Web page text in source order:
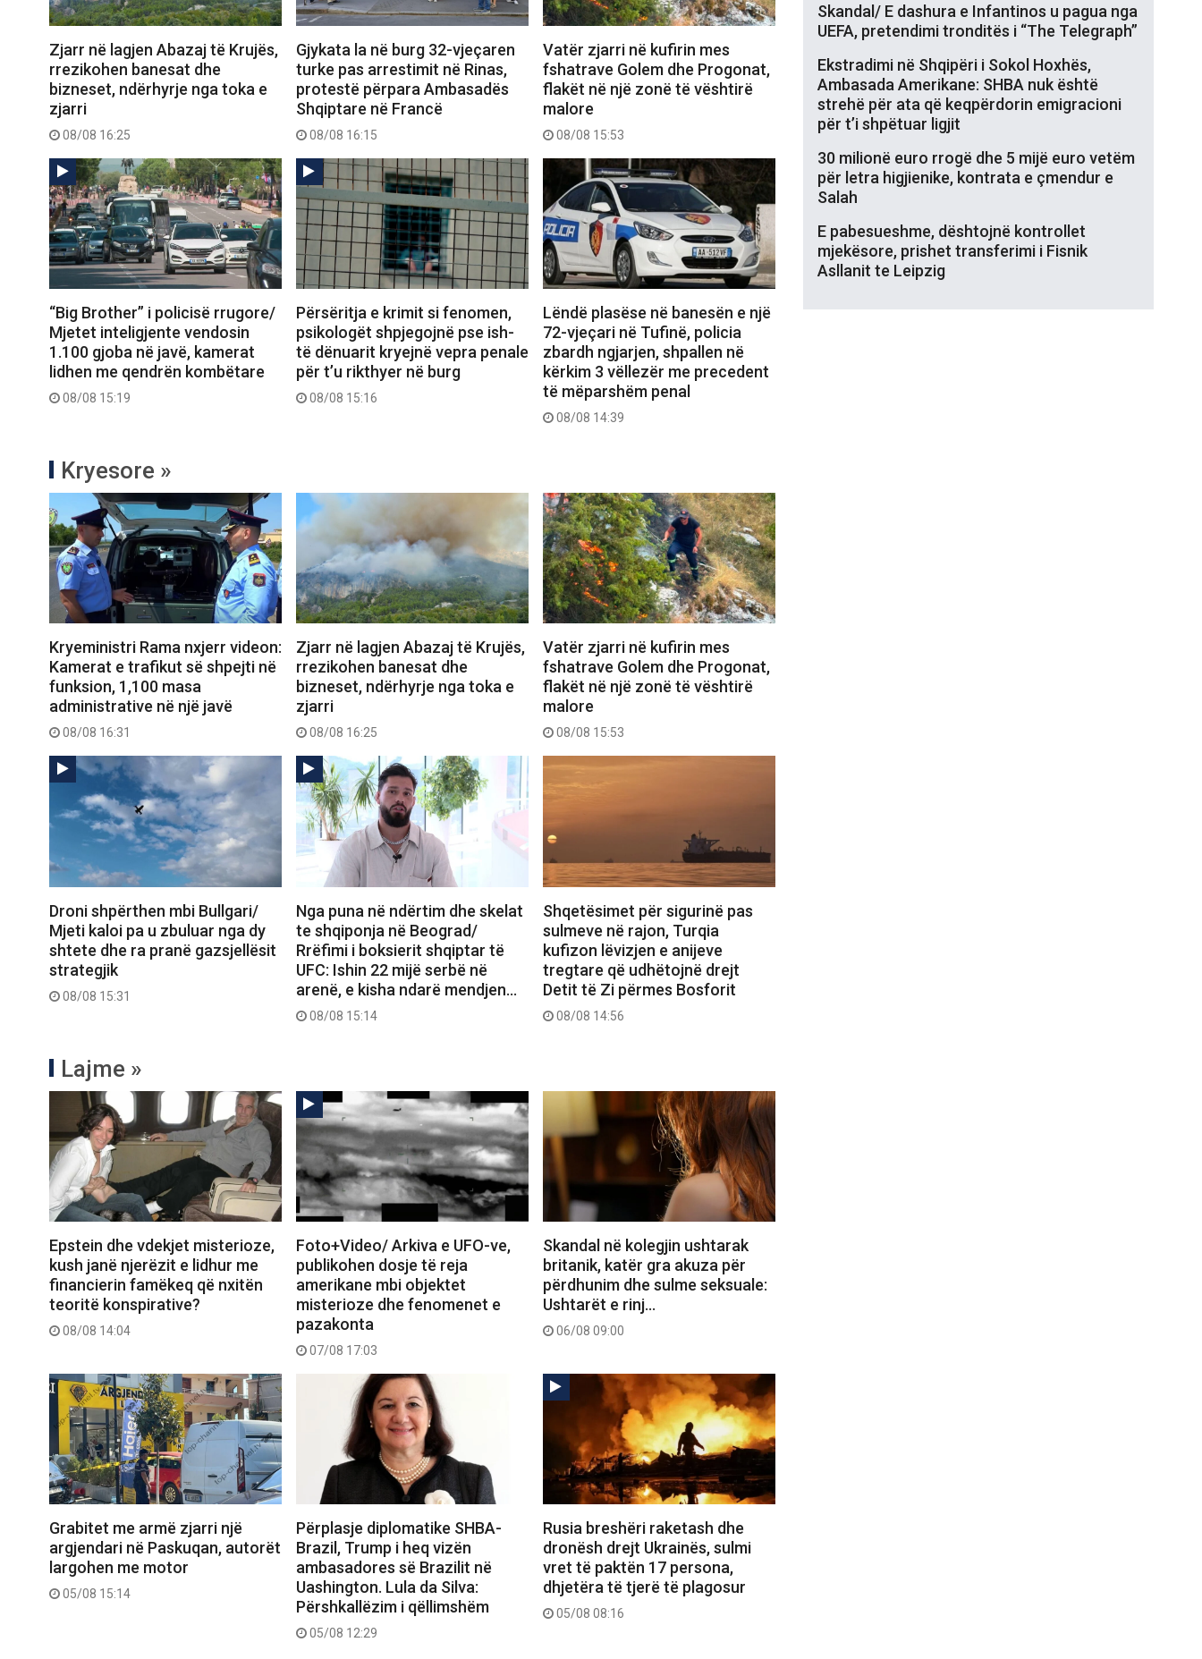
Zjarr në lagjen Abazaj të Krujës,
rrezikohen banesat dhe
bizneset, ndërhyrje nga toka e
zjarri
08/08 16:25
Gjykata la në burg 32-vjeçaren
turke pas arrestimit në Rinas,
protestë përpara Ambasadës
Shqiptare në Francë
08/08 16:15
Vatër zjarri në kufirin mes
fshatrave Golem dhe Progonat,
flakët në një zonë të vështirë
malore
08/08 15:53
“Big Brother” i policisë rrugore/
Mjetet inteligjente vendosin
1.100 gjoba në javë, kamerat
lidhen me qendrën kombëtare
08/08 15:19
Përsëritja e krimit si fenomen,
psikologët shpjegojnë pse ish-
të dënuarit kryejnë vepra penale
për t’u rikthyer në burg
08/08 15:16
Lëndë plasëse në banesën e një
72-vjeçari në Tufinë, policia
zbardh ngjarjen, shpallen në
kërkim 3 vëllezër me precedent
të mëparshëm penal
08/08 14:39
Kryesore »
Kryeministri Rama nxjerr videon:
Kamerat e trafikut së shpejti në
funksion, 1,100 masa
administrative në një javë
08/08 16:31
Zjarr në lagjen Abazaj të Krujës,
rrezikohen banesat dhe
bizneset, ndërhyrje nga toka e
zjarri
08/08 16:25
Vatër zjarri në kufirin mes
fshatrave Golem dhe Progonat,
flakët në një zonë të vështirë
malore
08/08 15:53
Droni shpërthen mbi Bullgari/
Mjeti kaloi pa u zbuluar nga dy
shtete dhe ra pranë gazsjellësit
strategjik
08/08 15:31
Nga puna në ndërtim dhe skelat
te shqiponja në Beograd/
Rrëfimi i boksierit shqiptar të
UFC: Ishin 22 mijë serbë në
arenë, e kisha ndarë mendjen…
08/08 15:14
Shqetësimet për sigurinë pas
sulmeve në rajon, Turqia
kufizon lëvizjen e anijeve
tregtare që udhëtojnë drejt
Detit të Zi përmes Bosforit
08/08 14:56
Lajme »
Epstein dhe vdekjet misterioze,
kush janë njerëzit e lidhur me
financierin famëkeq që nxitën
teoritë konspirative?
08/08 14:04
Foto+Video/ Arkiva e UFO-ve,
publikohen dosje të reja
amerikane mbi objektet
misterioze dhe fenomenet e
pazakonta
07/08 17:03
Skandal në kolegjin ushtarak
britanik, katër gra akuza për
përdhunim dhe sulme seksuale:
Ushtarët e rinj…
06/08 09:00
Grabitet me armë zjarri një
argjendari në Paskuqan, autorët
largohen me motor
05/08 15:14
Përplasje diplomatike SHBA-
Brazil, Trump i heq vizën
ambasadores së Brazilit në
Uashington. Lula da Silva:
Përshkallëzim i qëllimshëm
05/08 12:29
Rusia breshëri raketash dhe
dronësh drejt Ukrainës, sulmi
vret të paktën 17 persona,
dhjetëra të tjerë të plagosur
05/08 08:16
Skandal/ E dashura e Infantinos u pagua nga
UEFA, pretendimi tronditës i “The Telegraph”
Ekstradimi në Shqipëri i Sokol Hoxhës,
Ambasada Amerikane: SHBA nuk është
strehë për ata që keqpërdorin emigracioni
për t’i shpëtuar ligjit
30 milionë euro rrogë dhe 5 mijë euro vetëm
për letra higjienike, kontrata e çmendur e
Salah
E pabesueshme, dështojnë kontrollet
mjekësore, prishet transferimi i Fisnik
Asllanit te Leipzig